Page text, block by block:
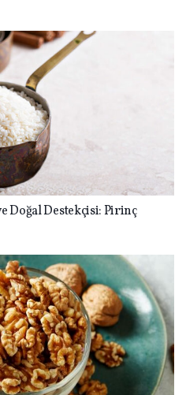
Doğal Destekçisi: Pirinç